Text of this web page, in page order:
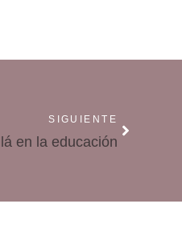
SIGUIENTE
en la educación